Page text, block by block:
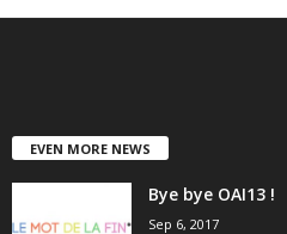
EVEN MORE NEWS
Bye bye OAI13 !
Sep 6, 2017